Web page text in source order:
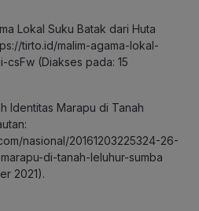
Lokal Suku Batak dari Huta
tirto.id/malim-agama-lokal-
(Diakses pada: 15
Identitas Marapu di Tanah
nasional/20161203225324-26-
di-tanah-leluhur-sumba
2021).